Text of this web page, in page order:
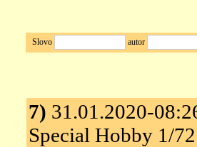
Slovo autor
7) 31.01.2020-
Special Hobby 1/